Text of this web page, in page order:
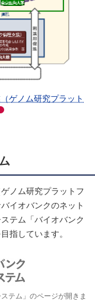
ゲノム研究プラット
ノム研究プラットフ
イオバンクのネット
テム「バイオバンク
指しています。
テム」のページが開きま